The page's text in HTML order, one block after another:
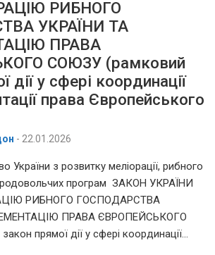
РИБНОГО
УКРАЇНИ ТА
ПРАВА
СОЮЗУ (рамковий
дії у сфері координації
права Європейського
- 22.01.2026
України з розвитку меліорації, рибного
програм ЗАКОН УКРАЇНИ
РИБНОГО ГОСПОДАРСТВА
ПРАВА ЄВРОПЕЙСЬКОГО
прямої дії у сфері координації…